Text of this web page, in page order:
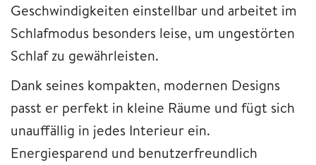
Geschwindigkeiten einstellbar und arbeitet im
Schlafmodus besonders leise, um ungestörten
Schlaf zu gewährleisten.
Dank seines kompakten, modernen Designs
passt er perfekt in kleine Räume und fügt sich
unauffällig in jedes Interieur ein.
Energiesparend und benutzerfreundlich